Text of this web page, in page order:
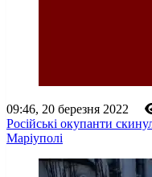
09:46, 20 березня 2022
Російські окупанти
Маріуполі